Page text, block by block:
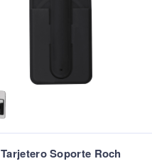
Tarjetero Soporte Roch